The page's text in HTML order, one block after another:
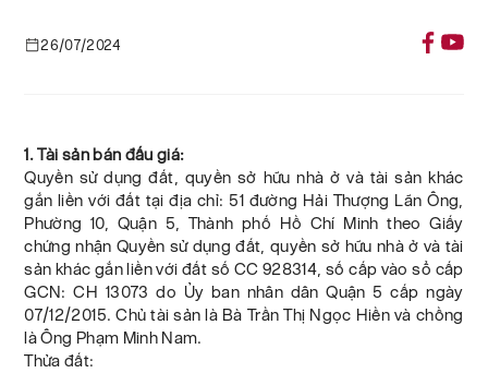
26/07/2024
1. Tài sản bán đấu giá:
Quyền sử dụng đất, quyền sở hữu nhà ở và tài sản khác
gắn liền với đất tại địa chỉ: 51 đường Hải Thượng Lãn Ông,
Phường 10, Quận 5, Thành phố Hồ Chí Minh theo Giấy
chứng nhận Quyền sử dụng đất, quyền sở hữu nhà ở và tài
sản khác gắn liền với đất số CC 928314, số cấp vào sổ cấp
GCN: CH 13073 do Ủy ban nhân dân Quận 5 cấp ngày
07/12/2015. Chủ tài sản là Bà Trần Thị Ngọc Hiền và chồng
là Ông Phạm Minh Nam.
Thửa đất: